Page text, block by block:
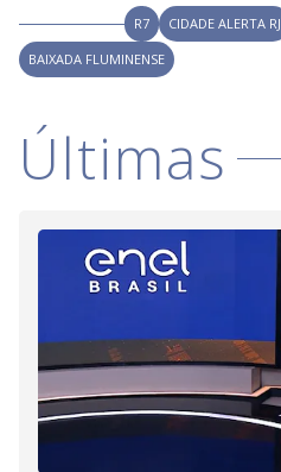
i
d
e
R7 CIDADE ALERTA RJ
BAIXADA FLUMINENSE
Últimas